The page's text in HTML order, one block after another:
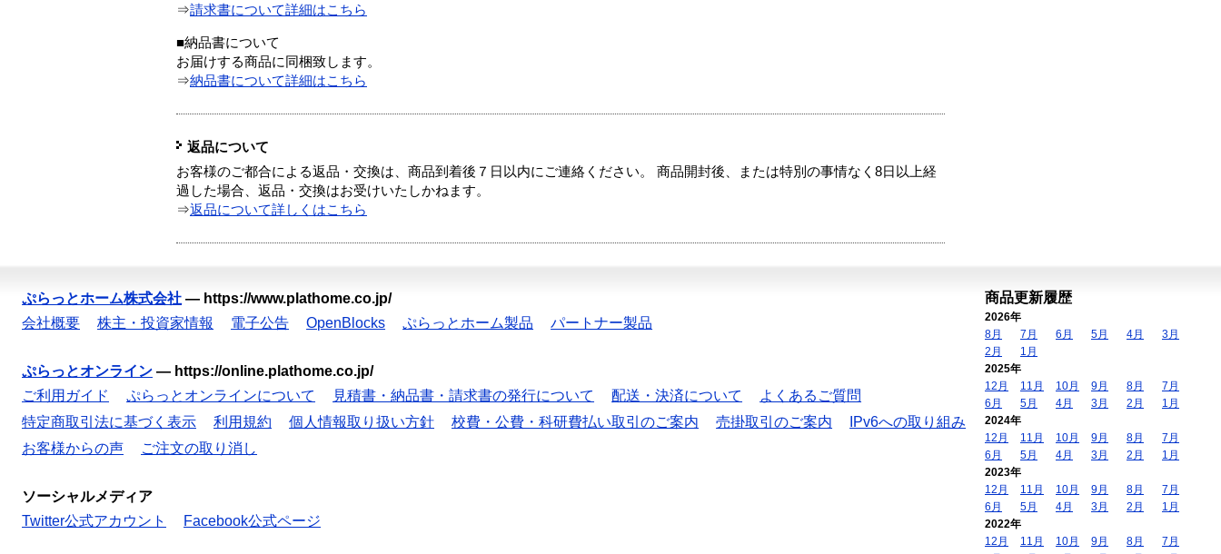
⇒請求書について詳細はこちら
■納品書について
お届けする商品に同梱致します。
⇒納品書について詳細はこちら
返品について
お客様のご都合による返品・交換は、商品到着後７日以内にご連絡ください。 商品開封後、または特別の事情なく8日以上経
過した場合、返品・交換はお受けいたしかねます。
⇒返品について詳しくはこちら
ぷらっとホーム株式会社 — https://www.plathome.co.jp/
会社概要
株主・投資家情報 電子公告 OpenBlocks ぷらっとホーム製品 パートナー製品
ぷらっとオンライン — https://online.plathome.co.jp/
ご利用ガイド
ぷらっとオンラインについて 見積書・納品書・請求書の発行について 配送・決済について
よくあるご質問
特定商取引法に基づく表示
利用規約 個人情報取り扱い方針 校費・公費・科研費払い取引のご案内 売掛取引のご案内
IPv6への取り組み
お客様からの声
ご注文の取り消し
ソーシャルメディア
Twitter公式アカウント
Facebook公式ページ
商品更新履歴
2026年
8月
7月 6月 5月 4月
3月
2月
1月
2025年
12月
11月 10月 9月 8月
7月
6月
5月 4月 3月 2月
1月
2024年
12月
11月 10月 9月 8月
7月
6月
5月 4月 3月 2月
1月
2023年
12月
11月 10月 9月 8月
7月
6月
5月 4月 3月 2月
1月
2022年
12月
11月 10月 9月 8月
7月